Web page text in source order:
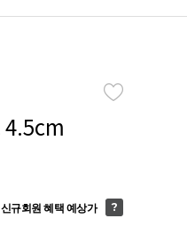
4.5cm
신규회원 혜택 예상가